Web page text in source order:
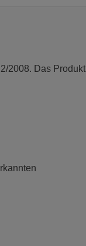
2008. Das Produkt